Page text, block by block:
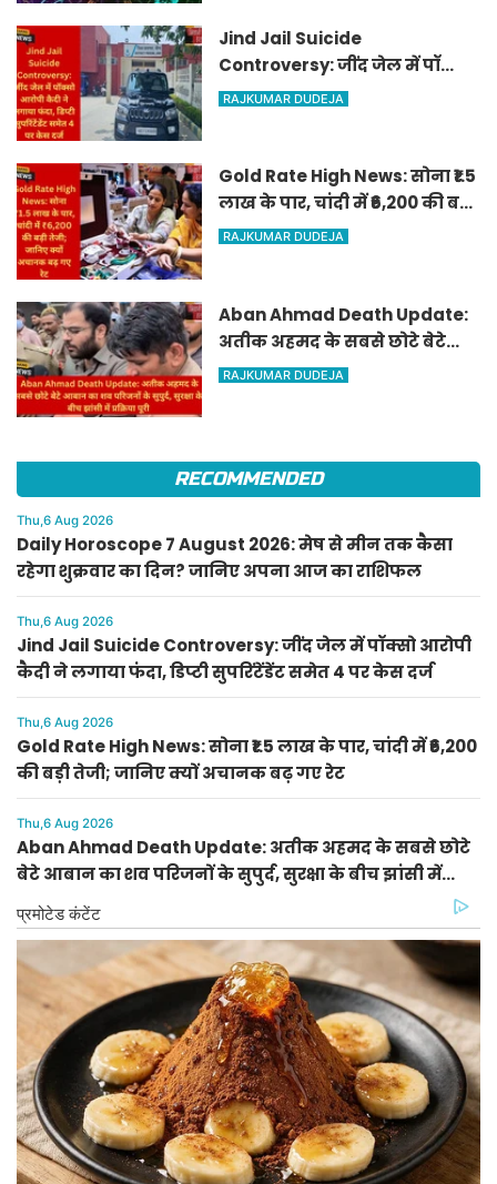
Jind Jail Suicide
Controversy: जींद जेल में पॉक्सो
आरोपी कैदी ने लगाया फंदा, डिप्टी
RAJKUMAR DUDEJA
Gold Rate High News: सोना ₹1.5
लाख के पार, चांदी में ₹6,200 की बड़ी
तेजी; जानिए क्यों अचानक बढ़ गए
RAJKUMAR DUDEJA
Aban Ahmad Death Update:
अतीक अहमद के सबसे छोटे बेटे
आबान का शव परिजनों के सुपुर्द,
RAJKUMAR DUDEJA
RECOMMENDED
Thu,6 Aug 2026
Daily Horoscope 7 August 2026: मेष से मीन तक कैसा
रहेगा शुक्रवार का दिन? जानिए अपना आज का राशिफल
Thu,6 Aug 2026
Jind Jail Suicide Controversy: जींद जेल में पॉक्सो आरोपी
कैदी ने लगाया फंदा, डिप्टी सुपरिंटेंडेंट समेत 4 पर केस दर्ज
Thu,6 Aug 2026
Gold Rate High News: सोना ₹1.5 लाख के पार, चांदी में ₹6,200
की बड़ी तेजी; जानिए क्यों अचानक बढ़ गए रेट
Thu,6 Aug 2026
Aban Ahmad Death Update: अतीक अहमद के सबसे छोटे
बेटे आबान का शव परिजनों के सुपुर्द, सुरक्षा के बीच झांसी में
प्रक्रिया पूरी